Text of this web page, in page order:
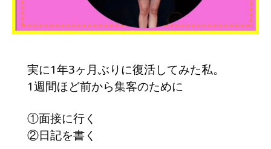
実に1年3ヶ月ぶりに復活してみた私。
1週間ほど前から集客のために
①面接に行く
②日記を書く